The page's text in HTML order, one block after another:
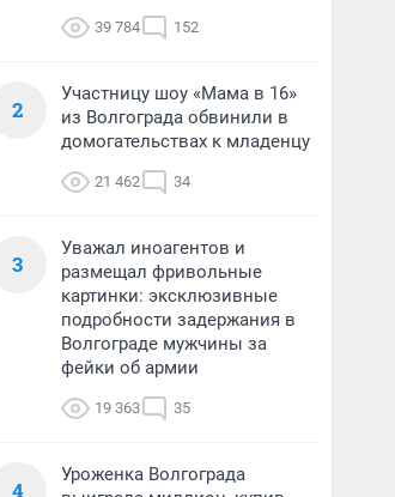
39 784 152
2
Участницу шоу «Мама в 16»
из Волгограда обвинили в
домогательствах к младенцу
21 462 34
3
Уважал иноагентов и
размещал фривольные
картинки: эксклюзивные
подробности задержания в
Волгограде мужчины за
фейки об армии
19 363 35
4
Уроженка Волгограда